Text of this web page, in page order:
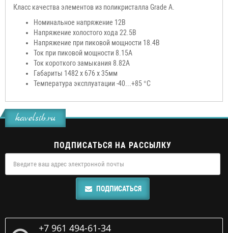
Класс качества элементов из поликристалла Grade A.
Номинальное напряжение 12В
Напряжение холостого хода 22.5В
Напряжение при пиковой мощности 18.4В
Ток при пиковой мощности 8.15А
Ток короткого замыкания 8.82А
Габариты 1482 x 676 x 35мм
Температура эксплуатации -40...+85 °С
kavelsib.ru
ПОДПИСАТЬСЯ НА РАССЫЛКУ
ПОДПИСАТЬСЯ
+7 961 494-61-34